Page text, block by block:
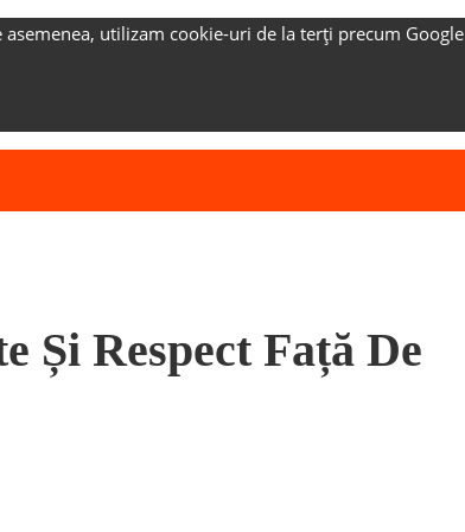
asemenea, utilizam cookie-uri de la terți precum Google
Respect Față De